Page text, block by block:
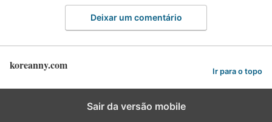
Deixar um comentário
koreanny.com Ir para o topo
Sair da versão mobile